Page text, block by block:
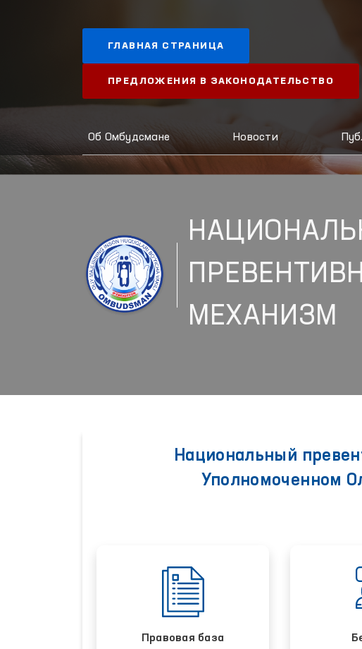
ГЛАВНАЯ СТРАНИЦА
ПРЕДЛОЖЕНИЯ В ЗАКОНОДАТЕЛЬСТВО
Об Омбудсмане Новости
МЕХАНИЗМ
Национальный
Уполномоченном
Правовая база